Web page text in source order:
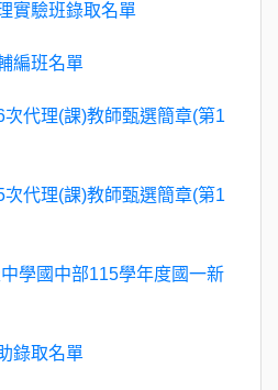
實驗班錄取名單
編班名單
代理(課)教師甄選簡章(第1
代理(課)教師甄選簡章(第1
學國中部115學年度國一新
錄取名單